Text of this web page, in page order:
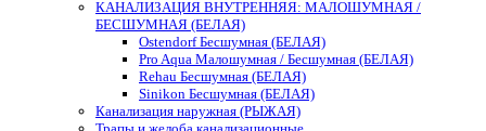
КАНАЛИЗАЦИЯ ВНУТРЕННЯЯ: МАЛОШУМНАЯ /
БЕСШУМНАЯ (БЕЛАЯ)
Ostendorf Бесшумная (БЕЛАЯ)
Pro Aqua Малошумная / Бесшумная (БЕЛАЯ)
Rehau Бесшумная (БЕЛАЯ)
Sinikon Бесшумная (БЕЛАЯ)
Канализация наружная (РЫЖАЯ)